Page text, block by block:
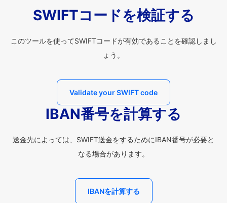
SWIFTコードを検証する
このツールを使ってSWIFTコードが有効であることを確認しまし
ょう。
Validate your SWIFT code
IBAN番号を計算する
送金先によっては、SWIFT送金をするためにIBAN番号が必要と
なる場合があります。
IBANを計算する